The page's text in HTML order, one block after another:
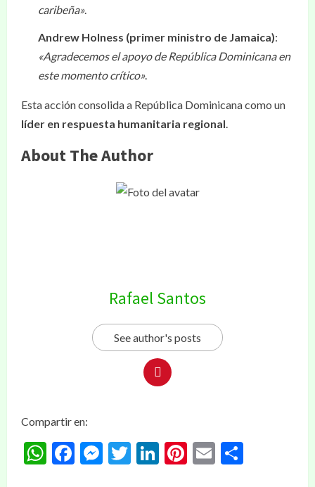
caribeña».
Andrew Holness (primer ministro de Jamaica):
«Agradecemos el apoyo de República Dominicana en
este momento crítico».
Esta acción consolida a República Dominicana como un
líder en respuesta humanitaria regional.
About The Author
Rafael Santos
See author's posts
Compartir en:
WhatsApp
Facebook
Messenger
Twitter
LinkedIn
Pinterest
Email